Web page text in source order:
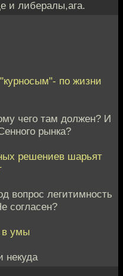
и либералы,ага.
по жизни
чего там должен? И
рынка?
решениев шарьят
вопрос легитимность
согласен?
в умы
некуда